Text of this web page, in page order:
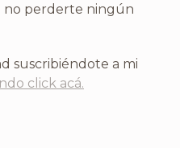
no perderte ningún
suscribiéndote a mi
click acá.